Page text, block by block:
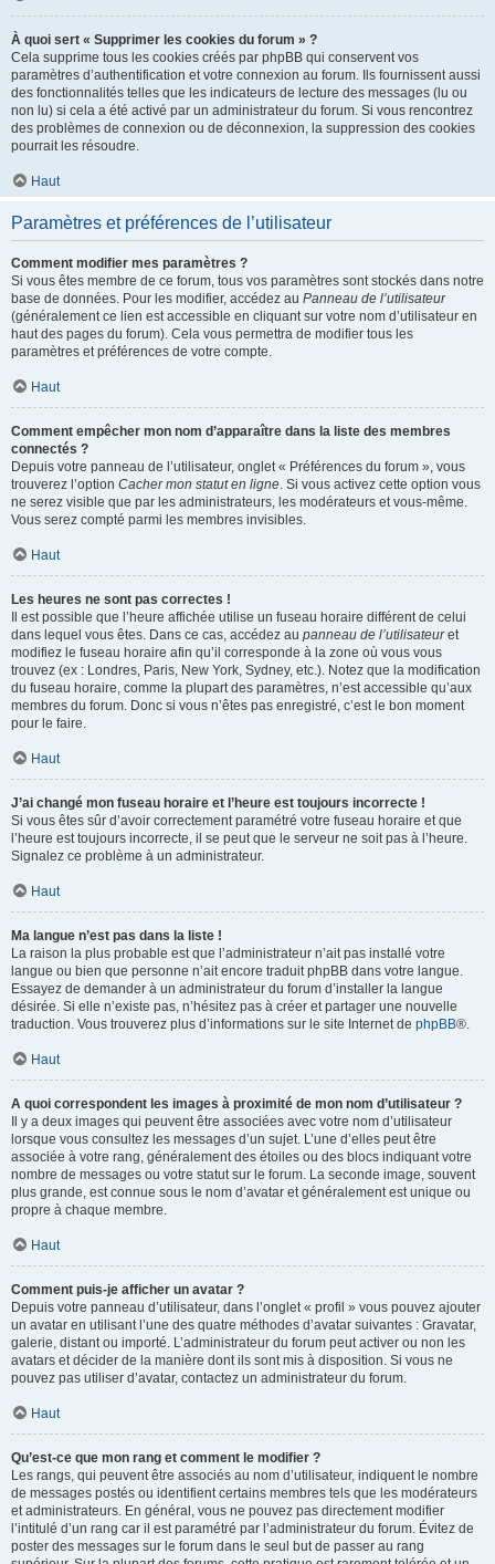
À quoi sert « Supprimer les cookies du forum » ?
Cela supprime tous les cookies créés par phpBB qui conservent vos
paramètres d’authentification et votre connexion au forum. Ils fournissent aussi
des fonctionnalités telles que les indicateurs de lecture des messages (lu ou
non lu) si cela a été activé par un administrateur du forum. Si vous rencontrez
des problèmes de connexion ou de déconnexion, la suppression des cookies
pourrait les résoudre.
Haut
Paramètres et préférences de l’utilisateur
Comment modifier mes paramètres ?
Si vous êtes membre de ce forum, tous vos paramètres sont stockés dans notre
base de données. Pour les modifier, accédez au Panneau de l’utilisateur
(généralement ce lien est accessible en cliquant sur votre nom d’utilisateur en
haut des pages du forum). Cela vous permettra de modifier tous les
paramètres et préférences de votre compte.
Haut
Comment empêcher mon nom d’apparaître dans la liste des membres
connectés ?
Depuis votre panneau de l’utilisateur, onglet « Préférences du forum », vous
trouverez l’option Cacher mon statut en ligne. Si vous activez cette option vous
ne serez visible que par les administrateurs, les modérateurs et vous-même.
Vous serez compté parmi les membres invisibles.
Haut
Les heures ne sont pas correctes !
Il est possible que l’heure affichée utilise un fuseau horaire différent de celui
dans lequel vous êtes. Dans ce cas, accédez au panneau de l’utilisateuret
modifiez le fuseau horaire afin qu’il corresponde à la zone où vous vous
trouvez (ex : Londres, Paris, New York, Sydney, etc.). Notez que la modification
du fuseau horaire, comme la plupart des paramètres, n’est accessible qu’aux
membres du forum. Donc si vous n’êtes pas enregistré, c’est le bon moment
pour le faire.
Haut
J’ai changé mon fuseau horaire et l’heure est toujours incorrecte !
Si vous êtes sûr d’avoir correctement paramétré votre fuseau horaire et que
l’heure est toujours incorrecte, il se peut que le serveur ne soit pas à l’heure.
Signalez ce problème à un administrateur.
Haut
Ma langue n’est pas dans la liste !
La raison la plus probable est que l’administrateur n’ait pas installé votre
langue ou bien que personne n’ait encore traduit phpBB dans votre langue.
Essayez de demander à un administrateur du forum d’installer la langue
désirée. Si elle n’existe pas, n’hésitez pas à créer et partager une nouvelle
traduction. Vous trouverez plus d’informations sur le site Internet de phpBB®.
Haut
A quoi correspondent les images à proximité de mon nom d’utilisateur ?
Il y a deux images qui peuvent être associées avec votre nom d’utilisateur
lorsque vous consultez les messages d’un sujet. L’une d’elles peut être
associée à votre rang, généralement des étoiles ou des blocs indiquant votre
nombre de messages ou votre statut sur le forum. La seconde image, souvent
plus grande, est connue sous le nom d’avatar et généralement est unique ou
propre à chaque membre.
Haut
Comment puis-je afficher un avatar ?
Depuis votre panneau d’utilisateur, dans l’onglet « profil » vous pouvez ajouter
un avatar en utilisant l’une des quatre méthodes d’avatar suivantes : Gravatar,
galerie, distant ou importé. L’administrateur du forum peut activer ou non les
avatars et décider de la manière dont ils sont mis à disposition. Si vous ne
pouvez pas utiliser d’avatar, contactez un administrateur du forum.
Haut
Qu’est-ce que mon rang et comment le modifier ?
Les rangs, qui peuvent être associés au nom d’utilisateur, indiquent le nombre
de messages postés ou identifient certains membres tels que les modérateurs
et administrateurs. En général, vous ne pouvez pas directement modifier
l’intitulé d’un rang car il est paramétré par l’administrateur du forum. Évitez de
poster des messages sur le forum dans le seul but de passer au rang